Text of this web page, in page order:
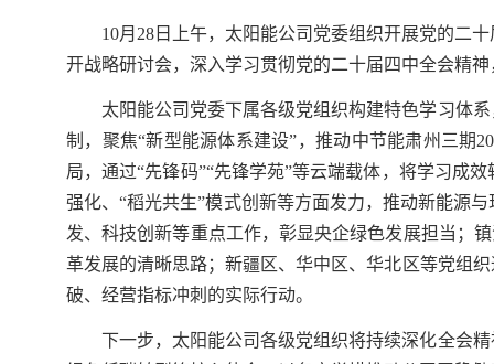
10月28日上午，太阳能公司党委组织开展党的二
开战略研讨会，深入学习贯彻党的二十届四中全会精
太阳能公司党委下属各级党组织构建特色学习体
制，聚焦“新型能源体系建设”，推动中节能肃州三期
局，通过“先锋码”“先锋学苑”等云端载体，将学习成
强化、“稻光共生”模式创新等方面发力，推动新能源
发、科技创新等重点工作，彰显央企绿色发展担当；
革发展的清晰思路；新疆区、华中区、华北区等党组
破、经营指标冲刺的实际行动。
下一步，太阳能公司各级党组织将持续深化全会